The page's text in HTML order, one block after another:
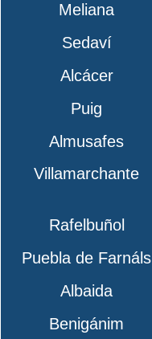
Meliana
Sedaví
Alcácer
Puig
Almusafes
Villamarchante
Rafelbuñol
Puebla de Farnáls
Albaida
Benigánim